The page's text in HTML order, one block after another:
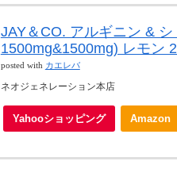
JAY＆CO. アルギニン &
1500mg&1500mg) レモン
posted with カエレバ
ネオジェネレーション本店
Yahooショッピング Amazon